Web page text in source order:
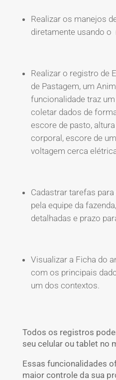
Realizar os manejos
diretamente usando o
Realizar o registro de
de Pastagem, um
funcionalidade traz
coletar dados de
escore de pasto,
corporal, escore de
voltagem cerca
Cadastrar tarefas
pela equipe da
detalhadas e prazo
Visualizar a Ficha do
com os principais
um dos contextos.
Todos os registros
seu celular ou tablet no
Essas funcionalidades
maior controle da sua